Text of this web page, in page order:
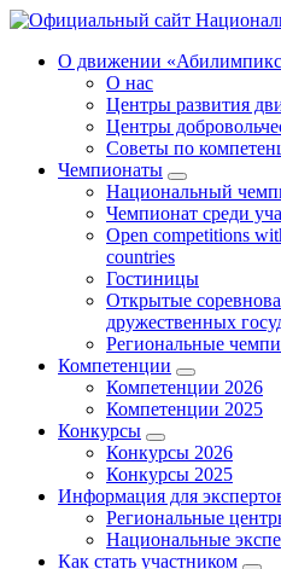
О движении
О нас
Центры развития
Центры
Советы по
Чемпионаты
Национальный
Чемпионат среди
Open competitions
countries
Гостиницы
Открытые
дружественных
Региональные
Компетенции
Компетенции 2026
Компетенции 2025
Конкурсы
Конкурсы 2026
Конкурсы 2025
Информация для
Региональные
Национальные
Как стать участником